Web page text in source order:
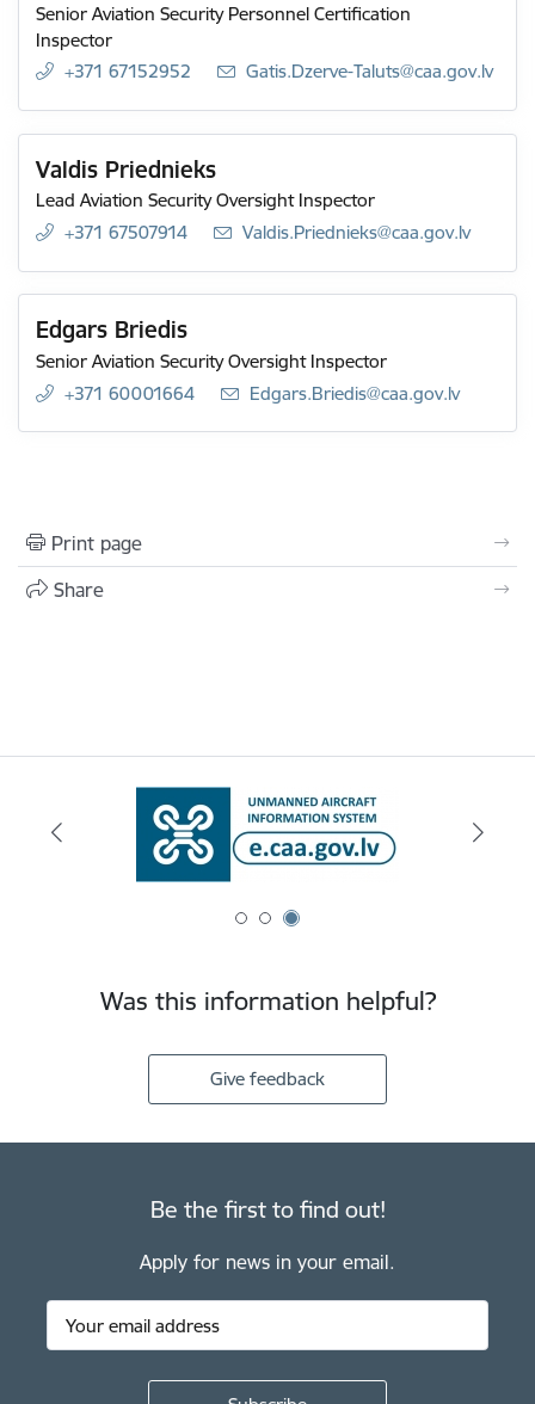
Senior Aviation Security Personnel Certification
Inspector
+371 67152952
E-mail:
Gatis.Dzerve-Taluts@caa.gov.lv
Valdis Priednieks
Lead Aviation Security Oversight Inspector
+371 67507914
E-mail:
Valdis.Priednieks@caa.gov.lv
Edgars Briedis
Senior Aviation Security Oversight Inspector
+371 60001664
E-mail:
Edgars.Briedis@caa.gov.lv
Print page
Share
Was this information helpful?
Give feedback
Be the first to find out!
Apply for news in your email.